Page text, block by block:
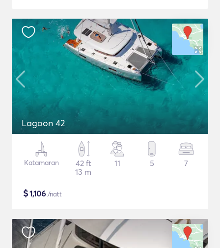
Lagoon 42
Katamaran
42 ft
13 m
11 5 7
$1,106 /natt